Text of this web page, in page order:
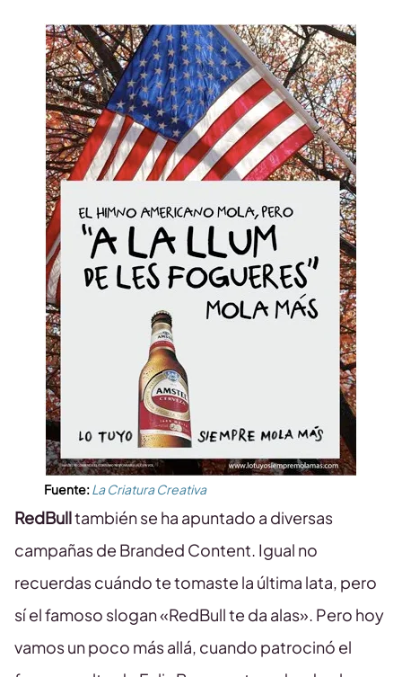
Fuente:La Criatura Creativa
RedBulltambién se ha apuntado a diversas
campañas de Branded Content. Igual no
recuerdas cuándo te tomaste la última lata, pero
sí el famoso slogan «RedBull te da alas». Pero hoy
vamos un poco más allá, cuando patrocinó el